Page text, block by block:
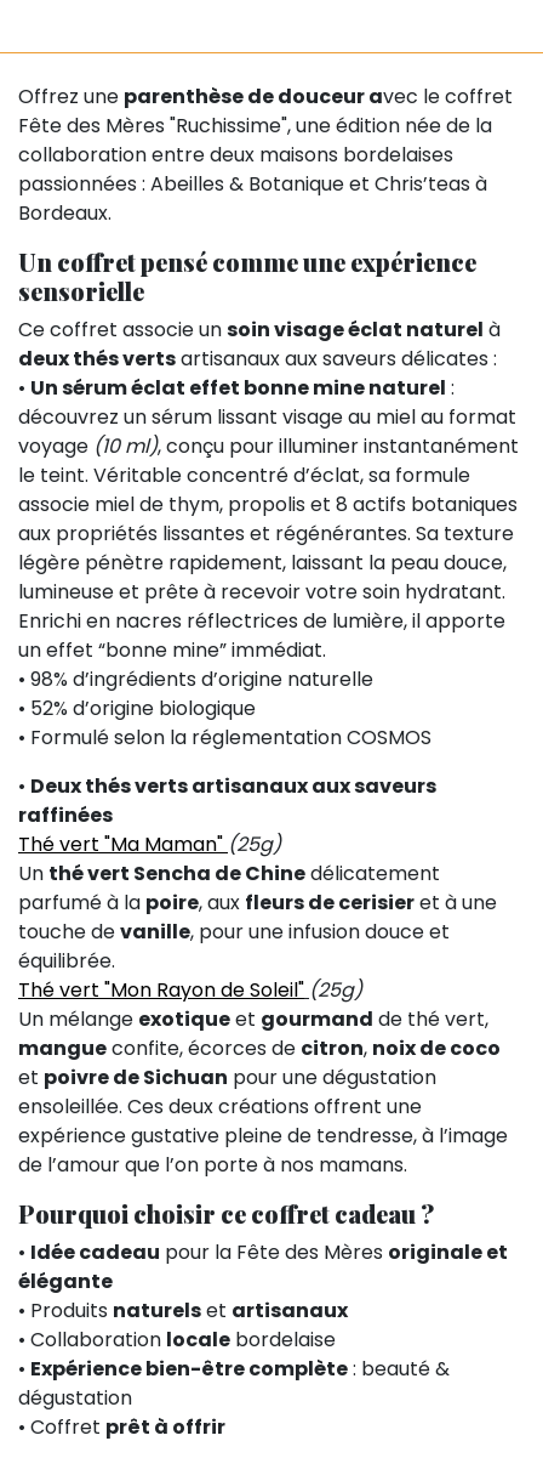
Offrez une parenthèse de douceur avec le coffret
Fête des Mères "Ruchissime", une édition née de la
collaboration entre deux maisons bordelaises
passionnées : Abeilles & Botanique et Chris’teas à
Bordeaux.
Un coffret pensé comme une expérience
sensorielle
Ce coffret associe unsoin visage éclat naturel à
deux thés vertsartisanaux aux saveurs délicates :
• Un sérum éclat effet bonne mine naturel :
découvrez un sérum lissant visage au miel au format
voyage (10 ml), conçu pour illuminer instantanément
le teint. Véritable concentré d’éclat, sa formule
associe miel de thym, propolis et 8 actifs botaniques
aux propriétés lissantes et régénérantes. Sa texture
légère pénètre rapidement, laissant la peau douce,
lumineuse et prête à recevoir votre soin hydratant.
Enrichi en nacres réflectrices de lumière, il apporte
un effet “bonne mine” immédiat.
• 98% d’ingrédients d’origine naturelle
• 52% d’origine biologique
• Formulé selon la réglementation COSMOS
• Deux thés verts artisanaux aux saveurs
raffinées
Thé vert "Ma Maman" (25g)
Un thé vert Sencha de Chinedélicatement
parfumé à la poire, aux fleurs de cerisieret à une
touche devanille, pour une infusion douce et
équilibrée.
Thé vert "Mon Rayon de Soleil" (25g)
Un mélange exotiqueet gourmand de thé vert,
mangueconfite, écorces de citron, noix de coco
et poivre de Sichuan pour une dégustation
ensoleillée. Ces deux créations offrent une
expérience gustative pleine de tendresse, à l’image
de l’amour que l’on porte à nos mamans.
Pourquoi choisir ce coffret cadeau ?
• Idée cadeau pour la Fête des Mères originale et
élégante
• Produits naturelset artisanaux
• Collaboration locale bordelaise
• Expérience bien-être complète: beauté &
dégustation
• Coffret prêt à offrir